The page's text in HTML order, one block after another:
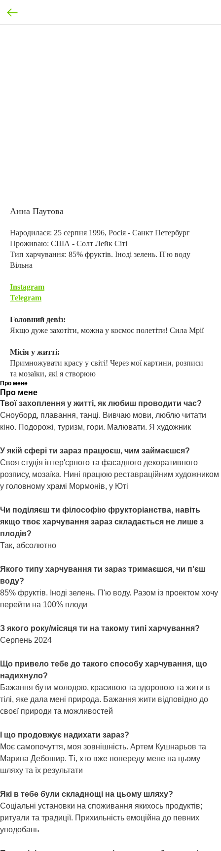
Анна Паутова
Народилася: 25 серпня 1996, Росія - Санкт Петербург
Проживаю: США - Солт Лейк Сіті
Тип харчування: 85% фруктів. Іноді зелень. П'ю воду
Вільна
Instagram
Telegram
Головний девіз:
Якщо дуже захотіти, можна у космос полетіти! Сила Мрії
Місія у житті:
Примножувати красу у світі! Через мої картини, розписи
та мозаїки, які я створюю
Про мене
Про мене
Твої захоплення у житті, як любиш проводити час?
Сноуборд, плавання, танці. Вивчаю мови, люблю читати
кіно. Подорожі, туризм, гори. Малювати. Я художник
У якій сфері ти зараз працюєш, чим займаєшся?
Своя студія інтер'єрного та фасадного декоративного
розпису, мозаїка. Нині працюю реставраційним художником
у головному храмі Мормонів, у Юті
Чи поділяєш ти філософію фрукторіанства, навіть
якщо твоє харчування зараз складається не лише з
плодів?
Так, абсолютно
Якого типу харчування ти зараз тримаєшся, чи п'єш
воду?
85% фруктів. Іноді зелень. П'ю воду. Разом із проектом хочу
перейти на 100% плоди
З якого року/місяця ти на такому типі харчування?
Серпень 2024
Що привело тебе до такого способу харчування, що
надихнуло?
Бажання бути молодою, красивою та здоровою та жити в
тілі, яке дала мені природа. Бажання жити відповідно до
своєї природи та можливостей
І що продовжує надихати зараз?
Моє самопочуття, моя зовнішність. Артем Кушнарьов та
Марина Дебошир. Ті, хто вже попереду мене на цьому
шляху та їх результати
Які в тебе були складнощі на цьому шляху?
Соціальні установки на споживання якихось продуктів;
ритуали та традиції. Прихильність емоційна до певних
уподобань